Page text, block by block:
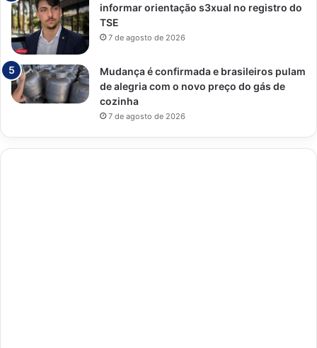
informar orientação s3xual no registro do
TSE
7 de agosto de 2026
Mudança é confirmada e brasileiros pulam
de alegria com o novo preço do gás de
cozinha
7 de agosto de 2026